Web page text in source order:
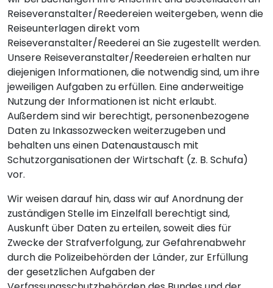
Reiseveranstalter/Reedereien weitergeben, wenn die
Reiseunterlagen direkt vom
Reiseveranstalter/Reederei an Sie zugestellt werden.
Unsere Reiseveranstalter/Reedereien erhalten nur
diejenigen Informationen, die notwendig sind, um ihre
jeweiligen Aufgaben zu erfüllen. Eine anderweitige
Nutzung der Informationen ist nicht erlaubt.
Außerdem sind wir berechtigt, personenbezogene
Daten zu Inkassozwecken weiterzugeben und
behalten uns einen Datenaustausch mit
Schutzorganisationen der Wirtschaft (z. B. Schufa)
vor.
Wir weisen darauf hin, dass wir auf Anordnung der
zuständigen Stelle im Einzelfall berechtigt sind,
Auskunft über Daten zu erteilen, soweit dies für
Zwecke der Strafverfolgung, zur Gefahrenabwehr
durch die Polizeibehörden der Länder, zur Erfüllung
der gesetzlichen Aufgaben der